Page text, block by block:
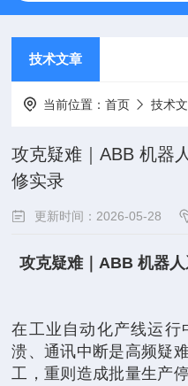
技术文章
当前位置：首页 技术
攻克疑难｜ABB 机器
修实录
更新时间：2026-05-28
攻克疑难｜ABB 机器
在工业自动化产线运行
溃、通讯中断是高频疑
工，重则造成批量生产